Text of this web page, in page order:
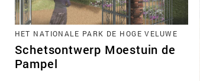
HET NATIONALE PARK DE HOGE VELUWE
Schetsontwerp Moestuin de
Pampel